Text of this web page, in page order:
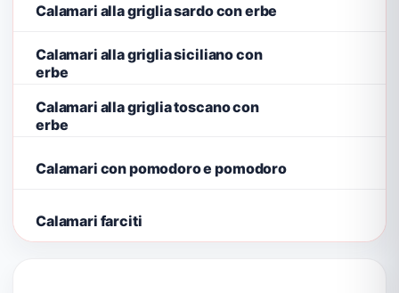
Calamari alla griglia sardo con erbe
Calamari alla griglia siciliano con
erbe
Calamari alla griglia toscano con
erbe
Calamari con pomodoro e pomodoro
Calamari farciti